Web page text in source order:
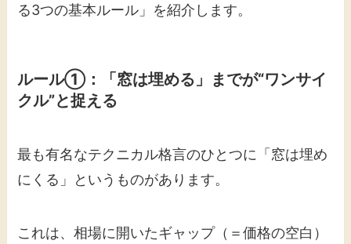
る3つの基本ルール」を紹介します。
ルール①：「窓は埋める」までが“ワンサイ
クル”と捉える
最も有名なテクニカル格言のひとつに「窓は埋め
にくる」というものがあります。
これは、相場に開いたギャップ（＝価格の空白）